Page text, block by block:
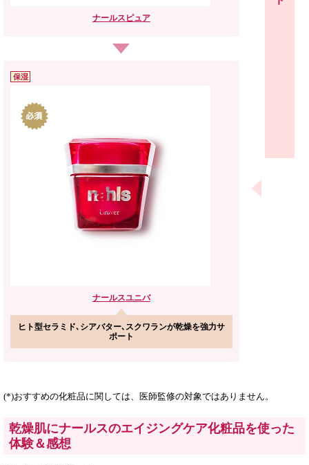
ナールス ピュア
保湿
ナールスユニバ
ヒト型セラミド､シアバター､スクワランが乾燥を強力サ
ポート
(*)おすすめの化粧品に関しては、医師監修の対象ではありません。
乾燥肌にナールスのエイジングケア化粧品を使った
体験＆感想